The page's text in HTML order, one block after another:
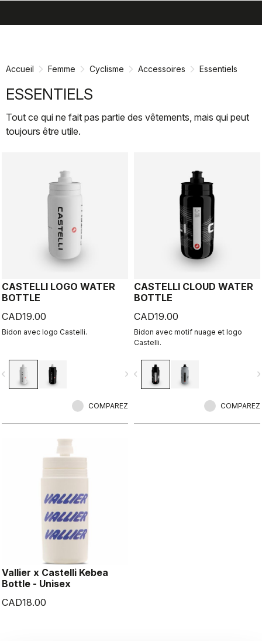
directement
navigation
directement
Accueil Femme Cyclisme Accessoires Essentiels
ESSENTIELS
Tout ce qui ne fait pas partie des vêtements, mais qui peut
toujours être utile.
CASTELLI LOGO WATER
BOTTLE
CAD19.00
Bidon avec logo Castelli.
navigate_next
COMPAREZ
CASTELLI CLOUD WATER
BOTTLE
CAD19.00
Bidon avec motif nuage et logo
Castelli.
navigate_before
COMPAREZ
Vallier x Castelli Kebea
Bottle - Unisex
CAD18.00